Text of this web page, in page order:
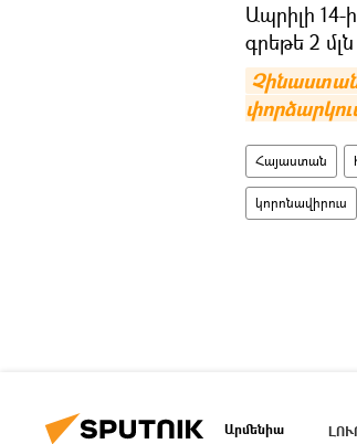
Ապրիլի 14-
գրեթե 2
Հայաստան
կորոնավիրուս
Արմենիա